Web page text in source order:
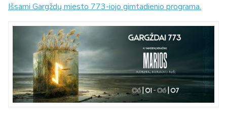
Išsami Gargždų miesto 773-iojo gimtadienio programa.